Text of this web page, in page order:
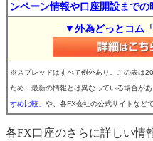
ンペーン情報や口座開設までの
▼外為どっとコム
※スプレッドはすべて例外あり。この表は
ため、最新の情報とは異なっている場合が
すめ比較」 や、各FX会社の公式サイトなど
各FX口座のさらに詳しい情